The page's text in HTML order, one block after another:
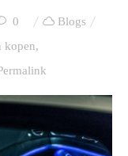
0
Blogs
kopen,